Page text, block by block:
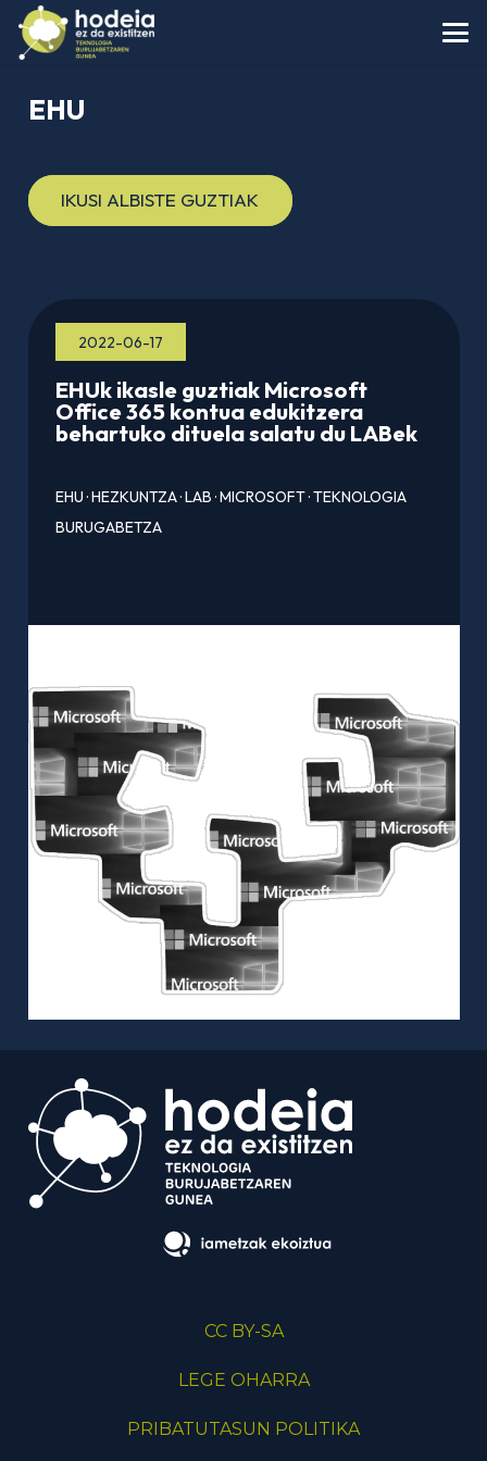
EHU
IKUSI ALBISTE GUZTIAK
2022-06-17
EHUk ikasle guztiak Microsoft
Office 365 kontua edukitzera
behartuko dituela salatu du LABek
EHU·HEZKUNTZA·LAB·MICROSOFT·TEKNOLOGIA
BURUGABETZA
CC BY-SA
LEGE OHARRA
PRIBATUTASUN POLITIKA